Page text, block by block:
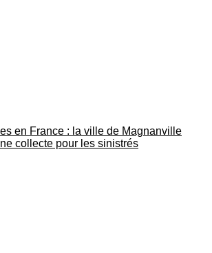
en France : la ville de Magnanville
collecte pour les sinistrés